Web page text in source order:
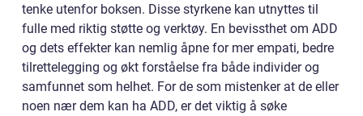
tenke utenfor boksen. Disse styrkene kan utnyttes til
fulle med riktig støtte og verktøy. En bevissthet om ADD
og dets effekter kan nemlig åpne for mer empati, bedre
tilrettelegging og økt forståelse fra både individer og
samfunnet som helhet. For de som mistenker at de eller
noen nær dem kan ha ADD, er det viktig å søke